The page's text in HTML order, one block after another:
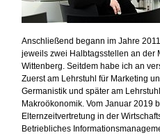
Anschließend begann im Jahre
jeweils zwei Halbtagsstellen an der
Wittenberg. Seitdem habe ich an
Zuerst am Lehrstuhl für Marketing
Germanistik und später am
Makroökonomik. Vom Januar 2019
Elternzeitvertretung in der
Betriebliches